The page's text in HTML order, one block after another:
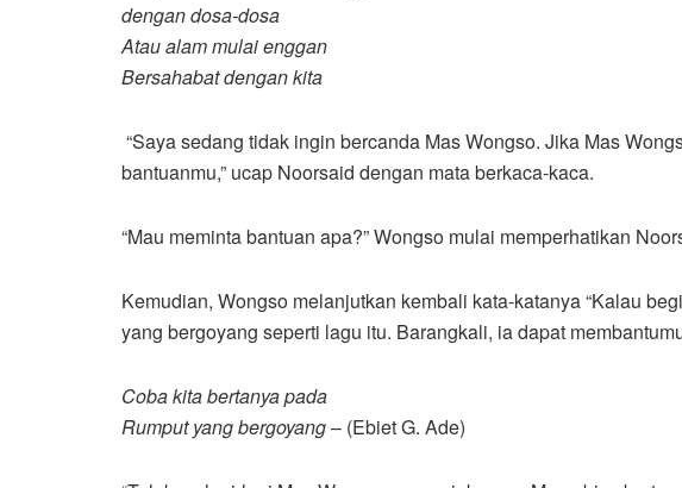
dengan dosa-dosa
Atau alam mulai enggan
Bersahabat dengan kita
“Saya sedang tidak ingin bercanda Mas Wongso. Jika Mas
bantuanmu,” ucap Noorsaid dengan mata berkaca-kaca.
“Mau meminta bantuan apa?” Wongso mulai memperhatikan
Kemudian, Wongso melanjutkan kembali kata-katanya “Kalau
yang bergoyang seperti lagu itu. Barangkali, ia dapat
Coba kita bertanya pada
Rumput yang bergoyang– (Ebiet G. Ade)